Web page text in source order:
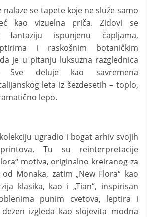
nalaze se tapete koje ne služe samo
kao vizuelna priča. Zidovi se
ispunjenu čaplјama,
i raskošnim botaničkim
je u pitanju luksuzna razglednica
Sve deluje kao savremena
leta iz šezdesetih – toplo,
lepo.
ugradio i bogat arhiv svojih
Tu su reinterpretacije
motiva, originalno kreiranog za
Monaka, zatim „New Flora“ kao
klasika, kao i „Tian“, inspirisan
punim cvetova, leptira i
izgleda kao slojevita modna